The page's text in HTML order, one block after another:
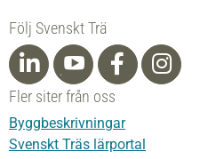
Följ Svenskt Trä
Fler siter från oss
Byggbeskrivningar
Svenskt Träs lärportal